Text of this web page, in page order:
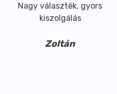
Nagy választék, gyors
kiszolgálás
Zoltán